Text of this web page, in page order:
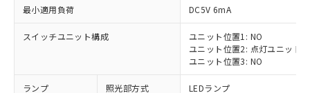
最小適用負荷 DC5V 6mA
スイッチユニット構成
ユニット位置1: NO
ユニット位置2: 点灯ユニット
ユニット位置3: NO
ランプ 照光部方式 LEDランプ